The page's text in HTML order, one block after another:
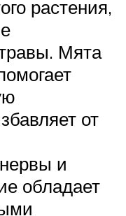
растения,
Мята
от
и
обладает